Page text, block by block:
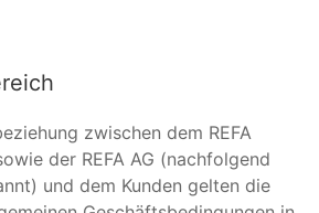
zwischen dem REFA
der REFA AG (nachfolgend
und dem Kunden gelten die